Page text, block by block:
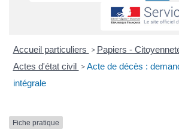
Accueil particuliers > Papiers -
Actes d'état civil > Acte de décès :
intégrale
Fiche pratique